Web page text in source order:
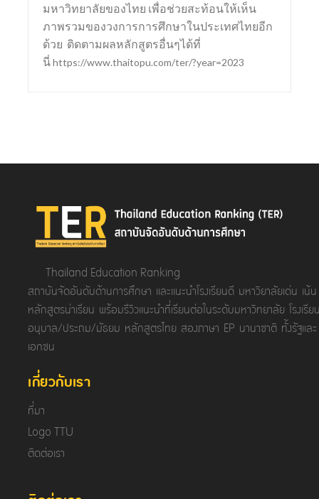
มหาวิทยาลัยของไทย เพื่อช่วยสะท้อนให้เห็น
ภาพรวมของวงการการศึกษาในประเทศไทยอีก
ด้วย ติดตามผลหลักสูตรอื่นๆได้ที่
นี่https://www.thaitopu.com/ter/?year=2023
Thailand Education Ranking
สถาบันจัดอันดับด้านการศึกษา และแนะนำโรงเรียนดี มหาวิยาลัยเด่น เน้น
หลักสูตรน่าเรียน พร้อมรีวิวแนะนำที่เรียนต่อในระดับมหาวิทยาลัย โรงเรีย
อนุบาล/ประถม/มัธยม หลักสูตรไทย สองภาษา EP นานาชาติ ทั้งรัฐและ
เอกชน
เกี่ยวกับเรา
ที่มา
Logo TTU
ติดต่อเรา